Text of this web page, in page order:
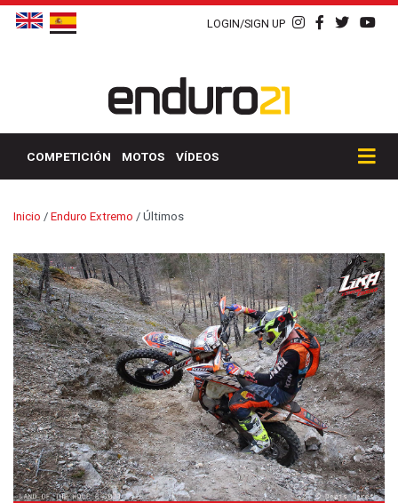
LOGIN/SIGN UP
COMPETICIÓN MOTOS VÍDEOS
Inicio / Enduro Extremo / Últimos